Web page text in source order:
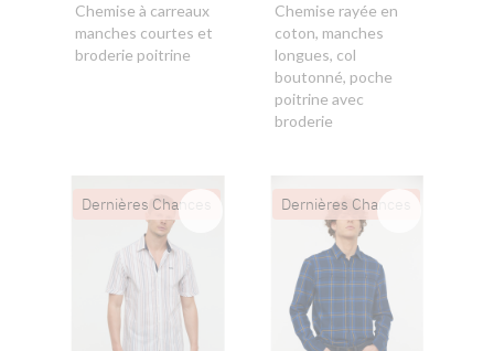
Chemise à carreaux
manches courtes et
broderie poitrine
Chemise rayée en
coton, manches
longues, col
boutonné, poche
poitrine avec
broderie
Dernières Chances Dernières Chances